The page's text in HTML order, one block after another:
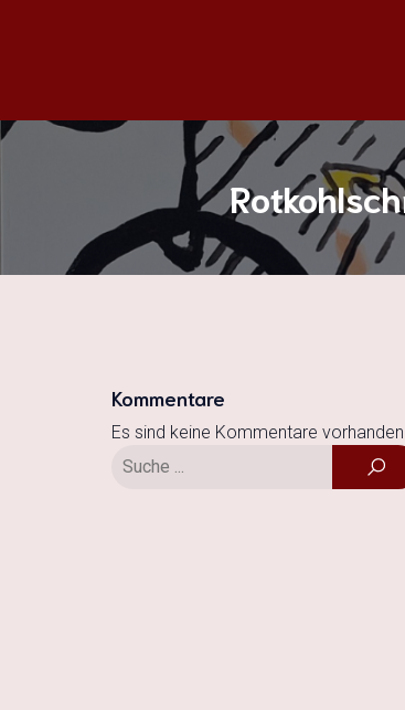
Kommentare
Es sind keine Kommentare vorhanden.